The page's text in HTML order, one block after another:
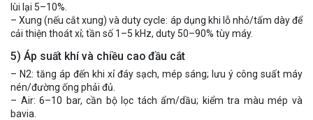
lùi lại 5–10%.
– Xung (nếu cắt xung) và duty cycle: áp dụng khi lỗ nhỏ/tấm dày để
cải thiện thoát xỉ; tần số 1–5 kHz, duty 50–90% tùy máy.
5) Áp suất khí và chiều cao đầu cắt
– N2: tăng áp đến khi xỉ đáy sạch, mép sáng; lưu ý công suất máy
nén/đường ống phải đủ.
– Air: 6–10 bar, cần bộ lọc tách ẩm/dầu; kiểm tra màu mép và
bavia.